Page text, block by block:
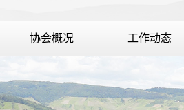
协会概况 工作动态